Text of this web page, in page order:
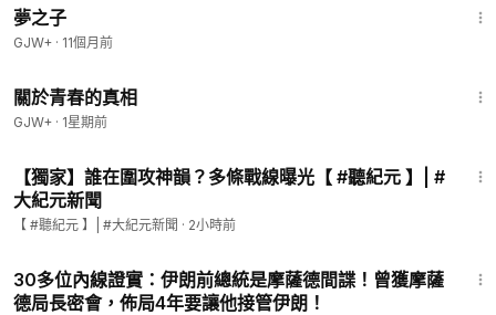
夢之子
GJW+ · 11個月前
關於青春的真相
GJW+ · 1星期前
【獨家】誰在圍攻神韻？多條戰線曝光【 #聽紀元 】| #
大紀元新聞
【 #聽紀元 】| #大紀元新聞 · 2小時前
30多位內線證實：伊朗前總統是摩薩德間諜！曾獲摩薩
德局長密會，佈局4年要讓他接管伊朗！